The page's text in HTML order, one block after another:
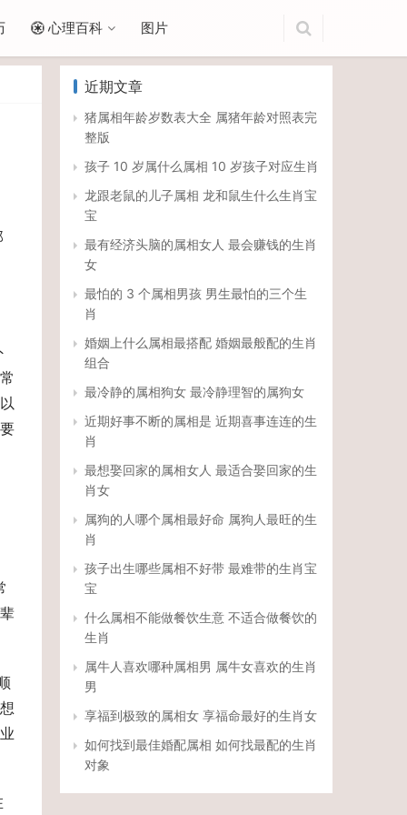
心理百科 图片
近期文章
猪属相年龄岁数表大全 属猪年龄对照表完
整版
孩子 10 岁属什么属相 10 岁孩子对应生肖
龙跟老鼠的儿子属相 龙和鼠生什么生肖宝
宝
最有经济头脑的属相女人 最会赚钱的生肖
女
最怕的 3 个属相男孩 男生最怕的三个生
肖
婚姻上什么属相最搭配 婚姻最般配的生肖
组合
最冷静的属相狗女 最冷静理智的属狗女
近期好事不断的属相是 近期喜事连连的生
肖
最想娶回家的属相女人 最适合娶回家的生
肖女
属狗的人哪个属相最好命 属狗人最旺的生
肖
孩子出生哪些属相不好带 最难带的生肖宝
宝
什么属相不能做餐饮生意 不适合做餐饮的
生肖
属牛人喜欢哪种属相男 属牛女喜欢的生肖
男
享福到极致的属相女 享福命最好的生肖女
如何找到最佳婚配属相 如何找最配的生肖
对象